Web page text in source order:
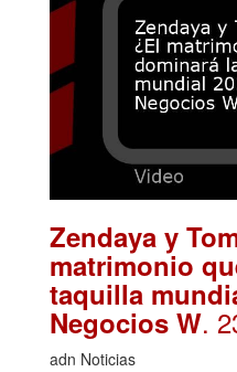
Zendaya y
matrimonio
taquilla
Negocios W.
adn Noticias